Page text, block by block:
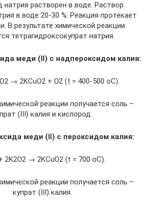
натрия растворен в воде. Раствор
в воде 20-30 %. Реакция протекает
В результате химической реакции
тетрагидроксокупрат натрия.
меди (II) с надпероксидом калия:
→ 2KCuO2 + О2 (t = 400-500 oC).
реакции получается соль –
(III) калия и кислород.
меди (II) с пероксидом калия:
2K2O2 → 2KCuO2 (t = 700 oC).
реакции получается соль –
купрат (III) калия.